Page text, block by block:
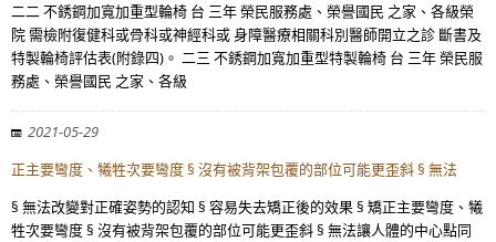
二二 不銹鋼加寬加重型輪椅 台 三年 榮民服務處、榮譽國民 之家、各級榮
院 需檢附復健科或骨科或神經科或 身障醫療相關科別醫師開立之診 斷書及
特製輪椅評估表(附錄四)。 二三 不銹鋼加寬加重型特製輪椅 台 三年 榮民服
務處、榮譽國民 之家、各級
2021-05-29
正主要彎度、犧牲次要彎度 § 沒有被背架包覆的部位可能更歪斜 § 無法
§ 無法改變對正確姿勢的認知 § 容易失去矯正後的效果 § 矯正主要彎度、犧
牲次要彎度 § 沒有被背架包覆的部位可能更歪斜 § 無法讓人體的中心點同